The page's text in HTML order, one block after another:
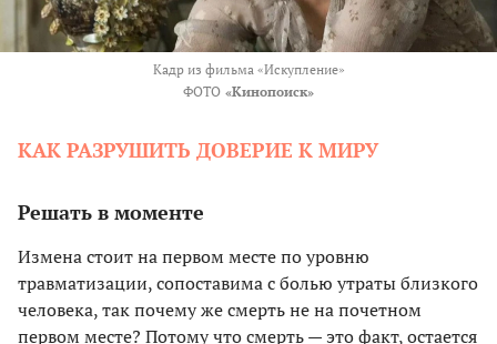
Кадр из фильма «Искупление»
ФОТО «Кинопоиск»
КАК РАЗРУШИТЬ ДОВЕРИЕ К МИРУ
Решать в моменте
Измена стоит на первом месте по уровню
травматизации, сопоставима с болью утраты близкого
человека, так почему же смерть не на почетном
первом месте? Потому что смерть — это факт, остается